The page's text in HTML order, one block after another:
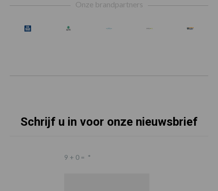
Onze brandpartners
Schrijf u in voor onze nieuwsbrief
9 + 0 = *